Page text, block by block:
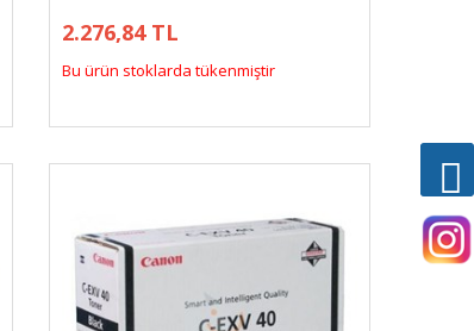
2.276,84 TL
Bu ürün stoklarda tükenmiştir